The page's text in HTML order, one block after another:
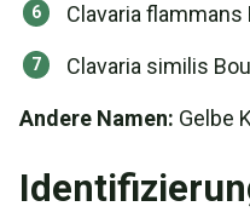
Clavaria flammans
Clavaria similis
Andere Namen: Gelbe